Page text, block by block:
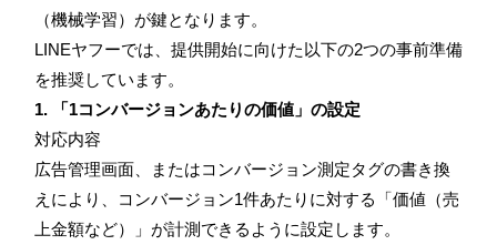
（機械学習）が鍵となります。
LINEヤフーでは、提供開始に向けた以下の2つの事前準備
を推奨しています。
1. 「1コンバージョンあたりの価値」の設定
対応内容
広告管理画面、またはコンバージョン測定タグの書き換
えにより、コンバージョン1件あたりに対する「価値（売
上金額など）」が計測できるように設定します。